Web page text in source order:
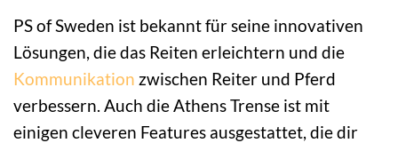
PS of Sweden ist bekannt für seine innovativen
Lösungen, die das Reiten erleichtern und die
Kommunikation zwischen Reiter und Pferd
verbessern. Auch die Athens Trense ist mit
einigen cleveren Features ausgestattet, die dir